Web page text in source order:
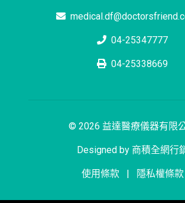
04-25347777
04-25338669
© 2026 益達醫療儀器有限
Designed by 商積全網行
使用條款 | 隱私權條款